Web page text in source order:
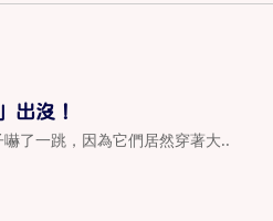
出沒！
了一跳，因為它們居然穿著大..